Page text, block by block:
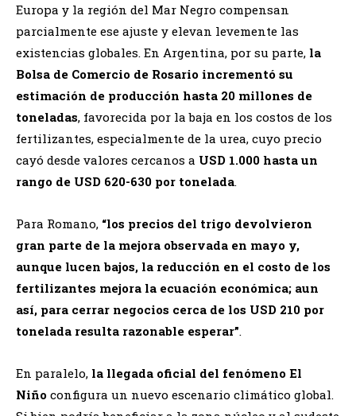
Europa y la región del Mar Negro compensan
parcialmente ese ajuste y elevan levemente las
existencias globales. En Argentina, por su parte, la
Bolsa de Comercio de Rosario incrementó su
estimación de producción hasta 20 millones de
toneladas, favorecida por la baja en los costos de los
fertilizantes, especialmente de la urea, cuyo precio
cayó desde valores cercanos a USD 1.000 hasta un
rango de USD 620-630 por tonelada.
Para Romano, “los precios del trigo devolvieron
gran parte de la mejora observada en mayo y,
aunque lucen bajos, la reducción en el costo de los
fertilizantes mejora la ecuación económica; aun
así, para cerrar negocios cerca de los USD 210 por
tonelada resulta razonable esperar”.
En paralelo, la llegada oficial del fenómeno El
Niño configura un nuevo escenario climático global.